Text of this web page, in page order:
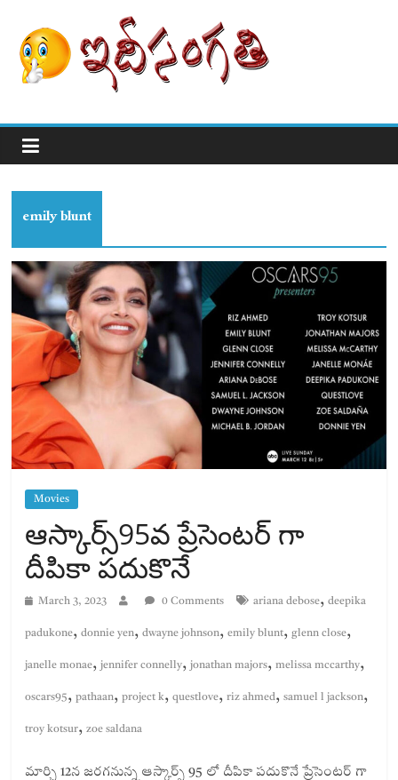
emily blunt
Movies
ఆస్కార్స్95వ ప్రేసెంటర్ గా
దీపికా పదుకొనే
March 3, 2023 0 Comments ariana debose,deepika
padukone,donnie yen,dwayne johnson,emily blunt,glenn close,
janelle monae,jennifer connelly,jonathan majors,melissa mccarthy,
oscars95,pathaan,project k,questlove,riz ahmed,samuel l jackson,
troy kotsur,zoe saldana
మార్చి 12న జరగనున్న ఆస్కార్స్ 95 లో దీపికా పదుకొనే ప్రేసెంటర్ గా